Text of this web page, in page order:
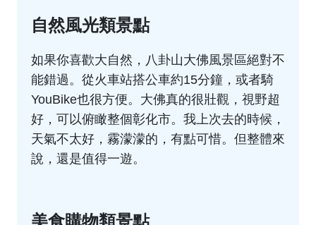
自然風光類景點
如果你喜歡大自然，八卦山大佛風景區絕對不
能錯過。從火車站搭公車約15分鐘，或者騎
YouBike也很方便。大佛真的很壯觀，視野超
好，可以俯瞰整個彰化市。我上次去的時候，
天氣不太好，霧濛濛的，有點可惜。但整體來
說，還是值得一遊。
美食購物類景點